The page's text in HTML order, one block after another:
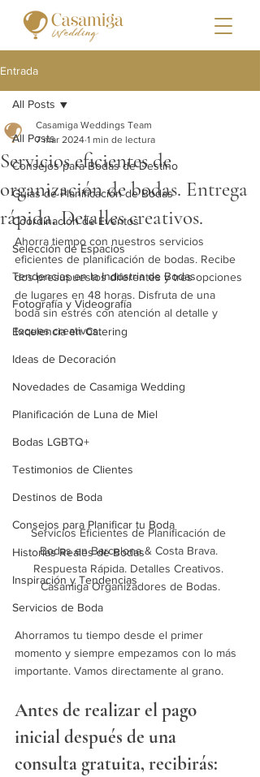
Entrada
All Posts
Consejos para Bodas de Destino
Guías de Planificación de Bodas
Coordinación de Eventos
Selección de Espacios
Tendencias en la Industria de Bodas
Fotografía y Videografía
Excelencia en Catering
Ideas de Decoración
Novedades de Casamiga Wedding
Planificación de Luna de Miel
Bodas LGBTQ+
Testimonios de Clientes
Destinos de Boda
Consejos para Planificar tu Boda
Historias Reales de Bodas
Inspiración y Tendencias
Servicios de Boda
All Posts
Servicios eficientes de
organización de bodas. Entrega
rápida. Detalles creativos.
Casamiga Weddings Team
7 mar 2024 1 min de lectura
Ahorra tiempo con nuestros servicios
eficientes de planificación de bodas. Recibe
dos presupuestos diferentes y tres opciones
de lugares en 48 horas. Disfruta de una
boda sin estrés con atención al detalle y
toques creativos.
Servicios Eficientes de Planificación de
Bodas en Barcelona & Costa Brava.
Respuesta Rápida. Detalles Creativos.
Casamiga Organizadores de Bodas.
Ahorramos tu tiempo desde el primer
momento y siempre empezamos con lo más
importante. Vamos directamente al grano.
Antes de realizar el pago
inicial después de una
consulta gratuita, recibirás: